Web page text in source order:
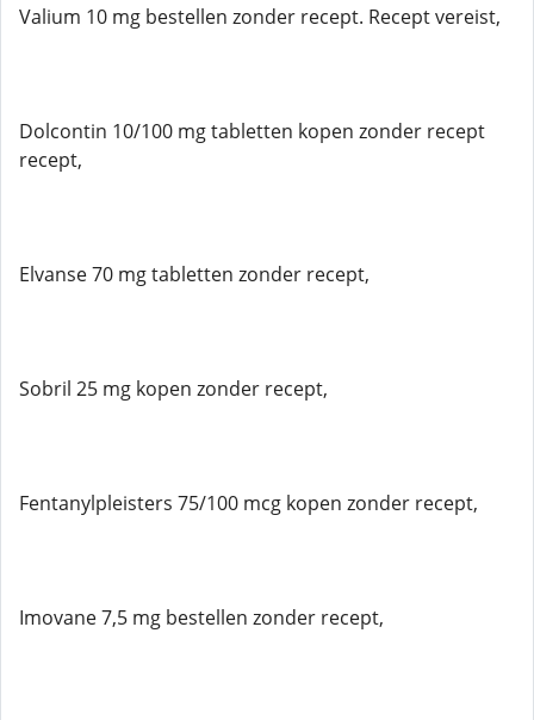
Valium 10 mg bestellen zonder recept. Recept vereist,
Dolcontin 10/100 mg tabletten kopen zonder recept
recept,
Elvanse 70 mg tabletten zonder recept,
Sobril 25 mg kopen zonder recept,
Fentanylpleisters 75/100 mcg kopen zonder recept,
Imovane 7,5 mg bestellen zonder recept,